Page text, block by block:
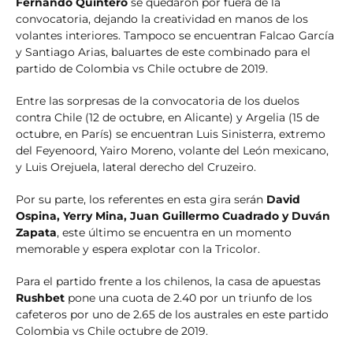
convocatoria, dejando la creatividad en manos de los
volantes interiores. Tampoco se encuentran Falcao García
y Santiago Arias, baluartes de este combinado para el
partido de Colombia vs Chile octubre de 2019.
Entre las sorpresas de la convocatoria de los duelos
contra Chile (12 de octubre, en Alicante) y Argelia (15 de
octubre, en París) se encuentran Luis Sinisterra, extremo
del Feyenoord, Yairo Moreno, volante del León mexicano,
y Luis Orejuela, lateral derecho del Cruzeiro.
Por su parte, los referentes en esta gira serán David
Ospina, Yerry Mina, Juan Guillermo Cuadrado y Duván
Zapata, este último se encuentra en un momento
memorable y espera explotar con la Tricolor.
Para el partido frente a los chilenos, la casa de apuestas
Rushbet pone una cuota de 2.40 por un triunfo de los
cafeteros por uno de 2.65 de los australes en este partido
Colombia vs Chile octubre de 2019.